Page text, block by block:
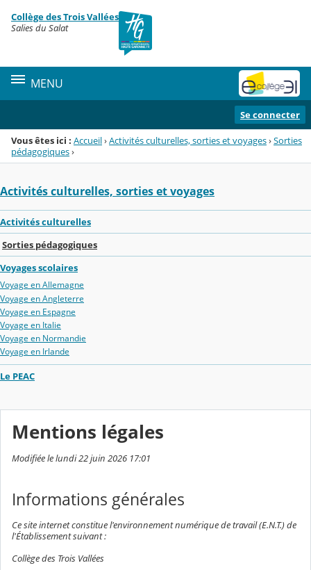
Menu de la rubrique
Contenu
Collège des Trois Vallées
Salies du Salat
MENU
Se connecter
Vous êtes ici : Accueil›Activités culturelles, sorties et voyages›Sorties
pédagogiques›
Activités culturelles, sorties et voyages
Activités culturelles
Sorties pédagogiques
Voyages scolaires
Voyage en Allemagne
Voyage en Angleterre
Voyage en Espagne
Voyage en Italie
Voyage en Normandie
Voyage en Irlande
Le PEAC
Mentions légales
Modifiée le lundi 22 juin 2026 17:01
Informations générales
Ce site internet constitue l'environnement numérique de travail (E.N.T.) de
l'Établissement suivant :
Collège des Trois Vallées